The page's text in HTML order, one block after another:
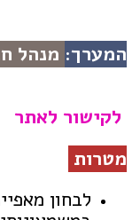
המערך:מנהל
לקישור לאתר
מטרות
לבחון